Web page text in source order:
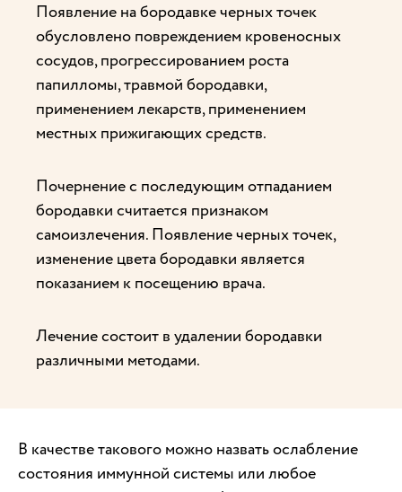
Появление на бородавке черных точек
обусловлено повреждением кровеносных
сосудов, прогрессированием роста
папилломы, травмой бородавки,
применением лекарств, применением
местных прижигающих средств.
Почернение с последующим отпаданием
бородавки считается признаком
самоизлечения. Появление черных точек,
изменение цвета бородавки является
показанием к посещению врача.
Лечение состоит в удалении бородавки
различными методами.
В качестве такового можно назвать ослабление
состояния иммунной системы или любое